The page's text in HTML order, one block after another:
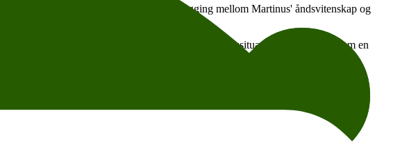
Inspirasjonen til forfatterskapet er en brobygging mellom Martinus' åndsvitenskap og
vårt forhold til den nå så dramatiske verdenssituasjonen og til livet som en